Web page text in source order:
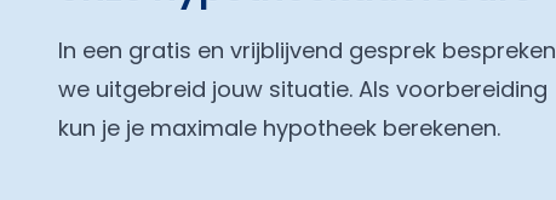
In een gratis en vrijblijvend gesprek bespreken
we uitgebreid jouw situatie. Als voorbereiding
kun je je maximale hypotheek berekenen.